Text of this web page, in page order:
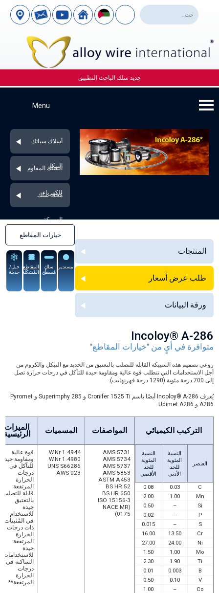
جديد سلك الباحث التطبيق
أسلاك سبائك
النيكل
السلك المقاوم
للكهرباء
مُحدد سلك
السبيكة
المنتجات
طلب عرض أسعار
ورقة البيانات
خيارات المقاطع
مستدير
سلك
مُسطَّح
المقاطع
المُشكَّلة
حبل/
جديلة
Incoloy® A-286
متوافرة في أيٍ من "خيارات المقاطع"
روعي تصميم هذه السبيكة القابلة للتصلب بالتعتيق من الحديد مع النيكل والكروم من
أجل الاستخدامات التي تتطلب قوة عالية ومقاومة جيدة للتآكل في درجات حرارة تصل
إلى 700 درجة مئوية (1290 درجة فهرنهايت).
يُعرف Incoloy® A-286 أيضًا باسم Cronifer 1525 Ti و Superimphy 285 و Pyromet
A286 و Udimet A286.
التركيب الكيميائي المواصفات المسميات الميزات
الرئيسية
العنصر
النسبة
المئوية
للحد
الأدنى
النسبة
المئوية
للحد
الأقصى
C
0.03
0.08
Mn
1.00
2.00
Si
–
0.50
P
–
0.02
S
–
0.015
Cr
13.50
16.00
Ni
24.00
27.00
Mo
1.00
1.50
Ti
1.90
2.30
B
0.003
0.01
V
0.10
0.50
Co
–
1.00
AMS 5731
AMS 5734
AMS 5737
AMS 5853
ASTM A453
BS HR 52
BS HR 650
ISO 15156-3
(NACE MR
0175)
W.Nr 1.4944
W.Nr 1.4980
UNS S66286
AWS 023
قوة عالية
ومقاومة جيدة
للتآكل في
درجات
الحرارة
المرتفعة
قابلة للتصلب
بالتعتيق
جيدة
للاستخدام
في المُثبتات
ذات درجات
الحرارة
المرتفعة
جيدة
للاستخدامات
الساكنة في
درجات
الحرارة
المرتفعة**